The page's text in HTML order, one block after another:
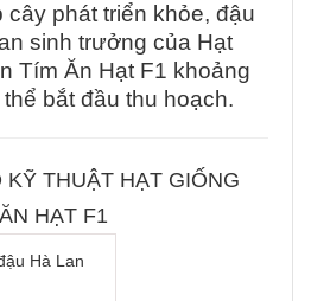
phát triển khỏe, đậu
sinh trưởng của Hạt
Tím Ăn Hạt F1 khoảng
bắt đầu thu hoạch.
KỸ THUẬT HẠT GIỐNG
HẠT F1
Hà Lan